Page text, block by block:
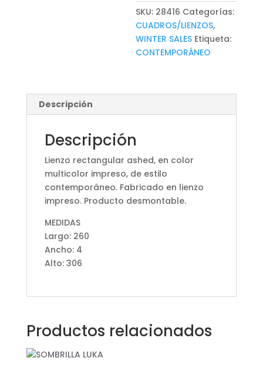
SKU: 28416 Categorías:
CUADROS/LIENZOS,
WINTER SALES Etiqueta:
CONTEMPORÁNEO
Descripción
Descripción
Lienzo rectangular ashed, en color
multicolor impreso, de estilo
contemporáneo. Fabricado en lienzo
impreso. Producto desmontable.
MEDIDAS
Largo: 260
Ancho: 4
Alto: 306
Productos relacionados